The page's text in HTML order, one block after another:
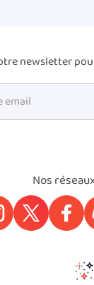
newsletter
Nos